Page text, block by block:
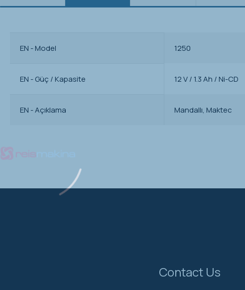
EN - Model 1250
EN - Güç / Kapasite 12 V / 1.3 Ah / Ni-CD
EN - Açıklama Mandallı, Maktec
Contact Us